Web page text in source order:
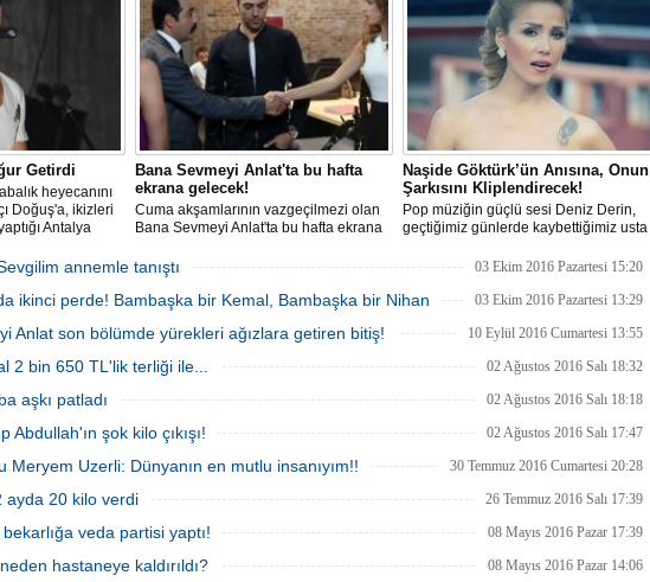
Getirdi
heyecanını
Doğuş'a, ikizleri
Antalya
şarkıcı Doğuş,
sorularını
Bana Sevmeyi Anlat'ta bu hafta
ekrana gelecek!
Cuma akşamlarının vazgeçilmezi olan
Bana Sevmeyi Anlat'ta bu hafta ekrana
Leyla ile yüzleşme şansı bulacak.
Naşide Göktürk’ün Anısına, Onun
Şarkısını Kliplendirecek!
Pop müziğin güçlü sesi Deniz Derin,
geçtiğimiz günlerde kaybettiğimiz usta
Rehin’ adlı şarkısını yeni albümünün
ünlü klip yönetmeni ‘Tamer Aydoğdu’
annemle tanıştı 03 Ekim 2016 Pazartesi 15:20
ikinci perde! Bambaşka bir Kemal, Bambaşka bir Nihan 03 Ekim 2016 Pazartesi 13:29
Anlat son bölümde yürekleri ağızlara getiren bitiş! 10 Eylül 2016 Cumartesi 13:55
2 bin 650 TL'lik terliği ile... 02 Ağustos 2016 Salı 18:32
aşkı patladı 02 Ağustos 2016 Salı 18:18
Abdullah'ın şok kilo çıkışı! 02 Ağustos 2016 Salı 17:47
Meryem Uzerli: Dünyanın en mutlu insanıyım!! 30 Temmuz 2016 Cumartesi 20:28
ayda 20 kilo verdi 26 Temmuz 2016 Salı 17:39
veda partisi yaptı! 08 Mayıs 2016 Pazar 17:39
hastaneye kaldırıldı? 08 Mayıs 2016 Pazar 14:06